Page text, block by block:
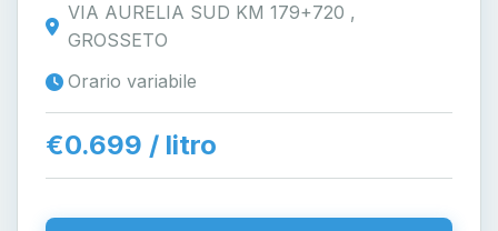
VIA AURELIA SUD KM 179+720 ,
GROSSETO
Orario variabile
€0.699 / litro